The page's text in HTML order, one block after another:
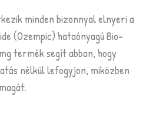
minden bizonnyal elnyeri a
(Ozempic) hataónyagúBio-
termék segít abban, hogy
nélkül lefogyjon, miközben